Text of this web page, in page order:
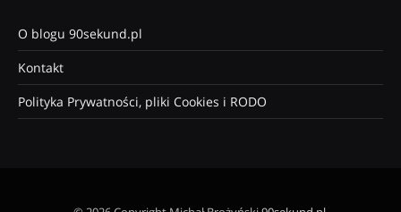
O blogu 90sekund.pl
Kontakt
Polityka Prywatności, pliki Cookies i RODO